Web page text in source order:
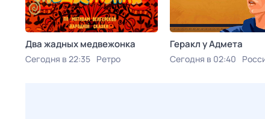
Два жадных медвежонка
Сегодня в 22:35 Ретро
Геракл у Адмета
Сегодня в 02:40